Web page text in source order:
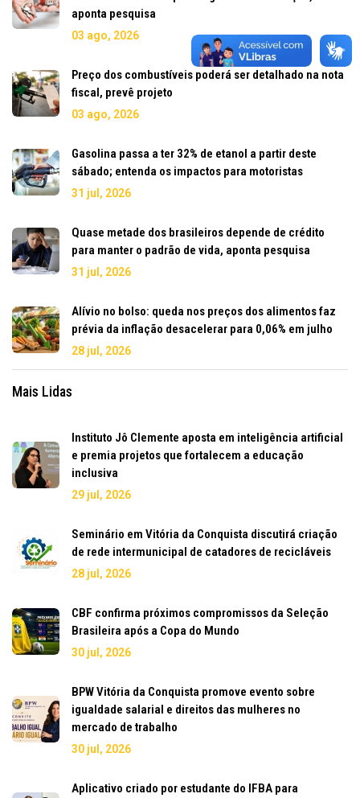
aponta pesquisa
03 ago, 2026
Preço dos combustíveis poderá ser detalhado na nota
fiscal, prevê projeto
03 ago, 2026
Gasolina passa a ter 32% de etanol a partir deste
sábado; entenda os impactos para motoristas
31 jul, 2026
Quase metade dos brasileiros depende de crédito
para manter o padrão de vida, aponta pesquisa
31 jul, 2026
Alívio no bolso: queda nos preços dos alimentos faz
prévia da inflação desacelerar para 0,06% em julho
28 jul, 2026
Mais Lidas
Instituto Jô Clemente aposta em inteligência artificial
e premia projetos que fortalecem a educação
inclusiva
29 jul, 2026
Seminário em Vitória da Conquista discutirá criação
de rede intermunicipal de catadores de recicláveis
28 jul, 2026
CBF confirma próximos compromissos da Seleção
Brasileira após a Copa do Mundo
30 jul, 2026
BPW Vitória da Conquista promove evento sobre
igualdade salarial e direitos das mulheres no
mercado de trabalho
30 jul, 2026
Aplicativo criado por estudante do IFBA para